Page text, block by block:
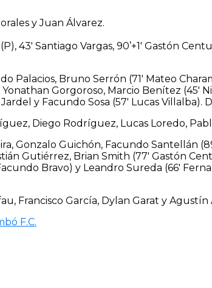
y Juan Álvarez.
43′ Santiago Vargas, 90’+1′ Gastón
Palacios, Bruno Serrón (71′ Mateo
Gorgoroso, Marcio Benítez (45′
y Facundo Sosa (57′ Lucas Villalba).
Diego Rodríguez, Lucas Loredo,
Gonzalo Guichón, Facundo Santellán
Gutiérrez, Brian Smith (77′ Gastón
Bravo) y Leandro Sureda (66′
Francisco García, Dylan Garat y Agustín
F.C.